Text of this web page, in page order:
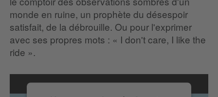
monde en ruine, un prophète du désespoir
satisfait, de la débrouille. Ou pour l'exprimer
avec ses propres mots : « I don't care, I like the
ride ».